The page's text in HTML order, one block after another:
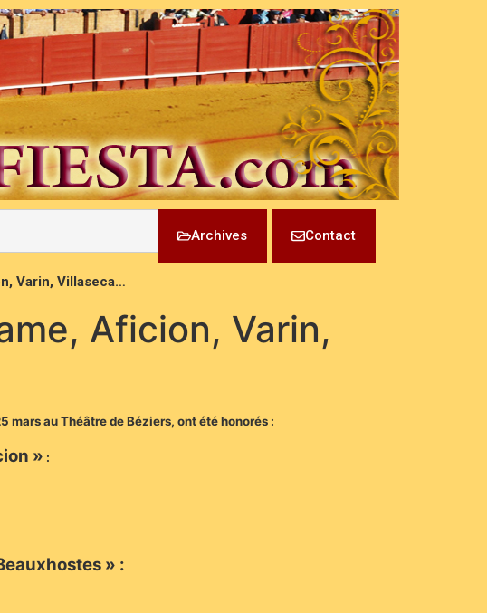
Archives Contact
Varin, Villaseca…
Aficion, Varin,
mars au Théâtre de Béziers, ont été honorés :
» :
» :